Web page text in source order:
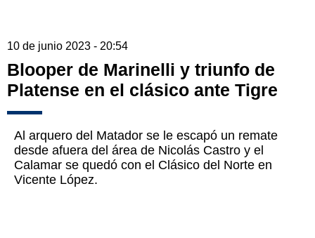
10 de junio 2023 - 20:54
Blooper de Marinelli y triunfo de
Platense en el clásico ante Tigre
Al arquero del Matador se le escapó un remate
desde afuera del área de Nicolás Castro y el
Calamar se quedó con el Clásico del Norte en
Vicente López.